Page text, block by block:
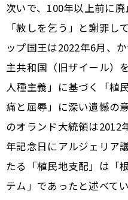
次いで、100年以上前に
「赦しを乞う」と謝罪し
ップ国王は2022年6月、
主共和国（旧ザイール）
人種主義」に基づく「植
痛と屈辱」に深い遺憾の
のオランド大統領は2012
年記念日にアルジェリア
たる「植民地支配」は「
テム」であったと述べてい